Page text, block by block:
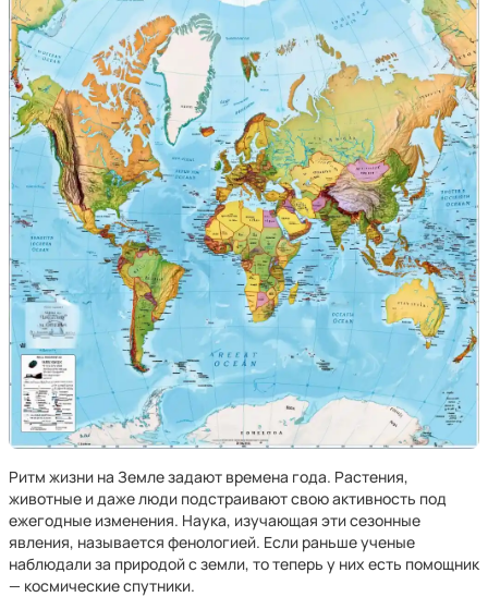
Ритм жизни на Земле задают времена года. Растения,
животные и даже люди подстраивают свою активность под
ежегодные изменения. Наука, изучающая эти сезонные
явления, называется фенологией. Если раньше ученые
наблюдали за природой с земли, то теперь у них есть помощник
— космические спутники.